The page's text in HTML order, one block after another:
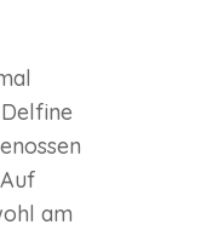
am